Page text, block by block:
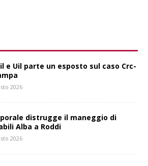
e Uil parte un esposto sul caso Crc-
2026
distrugge il maneggio di
Alba a Roddi
2026